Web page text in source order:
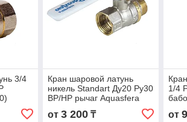
3/4
Кран шаровой латунь
никель Standart Ду20 Ру30
ВР/НР рычаг Aquasfera
от 3 200₸
1/4
от